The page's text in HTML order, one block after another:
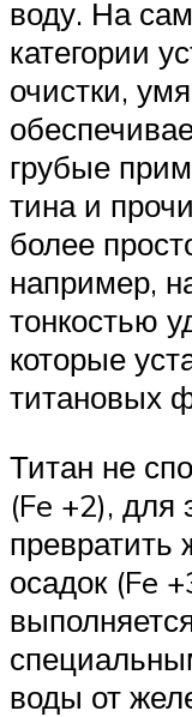
воду. На
категории
очистки,
грубые
тина и
более
например,
тонкостью
которые
титановых
Титан не
(Fe +2), для
превратить
осадок (Fe
воды от